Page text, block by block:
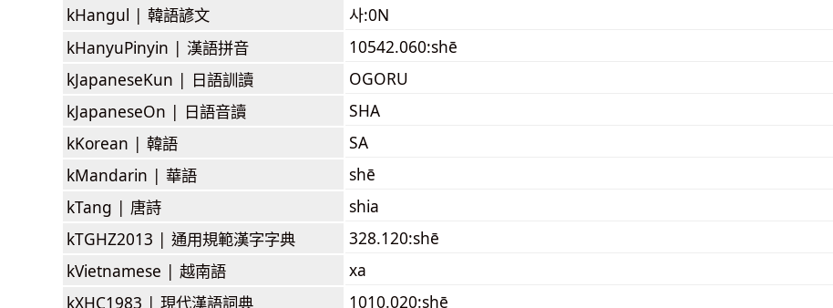
kHangul | 韓語諺文
사:0N
kHanyuPinyin | 漢語拼音
10542.060:shē
kJapaneseKun | 日語訓讀
OGORU
kJapaneseOn | 日語音讀
SHA
kKorean | 韓語
SA
kMandarin | 華語
shē
kTang | 唐詩
shia
kTGHZ2013 | 通用規範漢字字典
328.120:shē
kVietnamese | 越南語
xa
kXHC1983 | 現代漢語詞典 1010.020:shē